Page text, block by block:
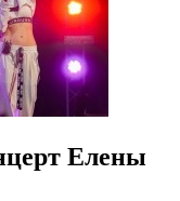
Елены